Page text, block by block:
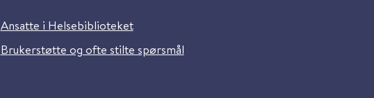
Ansatte i Helsebiblioteket
Brukerstøtte og ofte stilte spørsmål